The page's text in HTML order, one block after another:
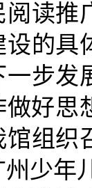
阅读推
设的具
一步发
做好思
馆组织
州少年